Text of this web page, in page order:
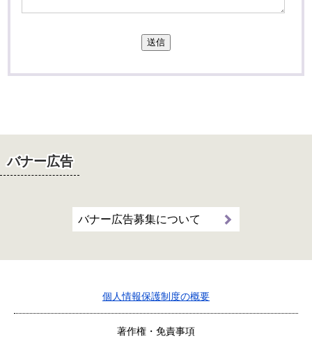
送信
バナー広告
バナー広告募集について
個人情報保護制度の概要
著作権・免責事項